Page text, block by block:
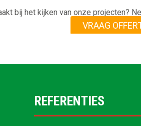
bij het kijken van onze projecten?
VRAAG
REFERENTIES